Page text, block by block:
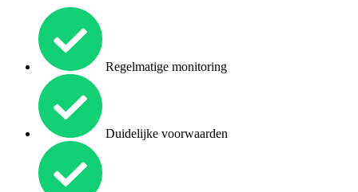
Regelmatige monitoring
Duidelijke voorwaarden